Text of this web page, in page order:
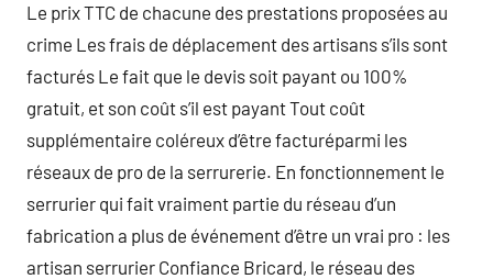
Le prix TTC de chacune des prestations proposées au
crime Les frais de déplacement des artisans s’ils sont
facturés Le fait que le devis soit payant ou 100%
gratuit, et son coût s’il est payant Tout coût
supplémentaire coléreux d’être facturéparmi les
réseaux de pro de la serrurerie. En fonctionnement le
serrurier qui fait vraiment partie du réseau d’un
fabrication a plus de événement d’être un vrai pro : les
artisan serrurier Confiance Bricard, le réseau des